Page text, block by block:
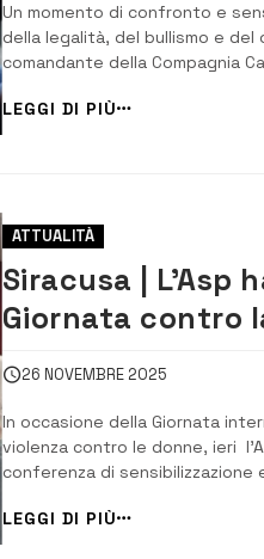
Un momento di confronto e
della legalità, del bullismo e
comandante della Compagnia
Luca Pisano, ha incontrato la
comprensivo “Orso Mario
genitori, insegnant...
LEGGI DI PIÙ
ATTUALITÀ
Siracusa | L’Asp
Giornata contro
donne: a Lentini
sull’integrazione
territorio
26 NOVEMBRE 2025
In occasione della Giornata
violenza contro le donne, ieri
conferenza di sensibilizzazione
centro del dibattito,
territorio per g...
LEGGI DI PIÙ